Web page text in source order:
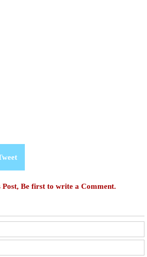
Be first to write a Comment.